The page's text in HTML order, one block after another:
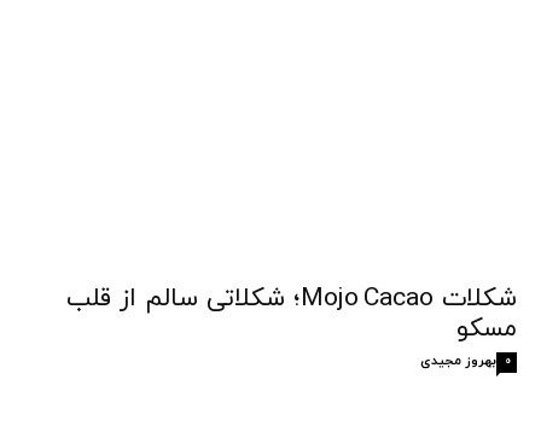
شکلات Mojo Cacao؛ شکلاتی سالم از قلب
مسکو
بهروز مجیدی 0